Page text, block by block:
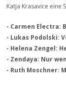
Katja Krasavice eine
- Carmen Electra:
- Lukas Podolski:
- Helena Zengel:
- Zendaya: Nur
- Ruth Moschner: